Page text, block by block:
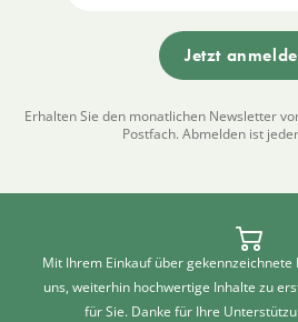
Erhalten Sie den monatlichen Newsletter
Postfach. Abmelden ist
Mit Ihrem Einkauf über
uns, weiterhin hochwertige Inhalte zu
für Sie. Danke für Ihre